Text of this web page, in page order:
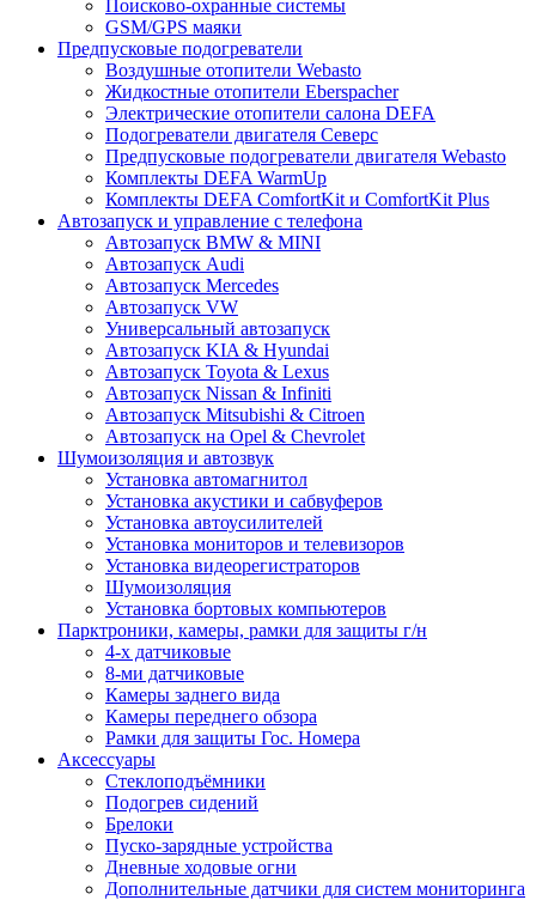
Поисково-охранные системы
GSM/GPS маяки
Предпусковые подогреватели
Воздушные отопители Webasto
Жидкостные отопители Eberspacher
Электрические отопители салона DEFA
Подогреватели двигателя Северс
Предпусковые подогреватели двигателя Webasto
Комплекты DEFA WarmUp
Комплекты DEFA ComfortKit и ComfortKit Plus
Автозапуск и управление с телефона
Автозапуск BMW & MINI
Автозапуск Audi
Автозапуск Mercedes
Автозапуск VW
Универсальный автозапуск
Автозапуск KIA & Hyundai
Автозапуск Toyota & Lexus
Автозапуск Nissan & Infiniti
Автозапуск Mitsubishi & Citroen
Автозапуск на Opel & Chevrolet
Шумоизоляция и автозвук
Установка автомагнитол
Установка акустики и сабвуферов
Установка автоусилителей
Установка мониторов и телевизоров
Установка видеорегистраторов
Шумоизоляция
Установка бортовых компьютеров
Парктроники, камеры, рамки для защиты г/н
4-х датчиковые
8-ми датчиковые
Камеры заднего вида
Камеры переднего обзора
Рамки для защиты Гос. Номера
Аксессуары
Стеклоподъёмники
Подогрев сидений
Брелоки
Пуско-зарядные устройства
Дневные ходовые огни
Дополнительные датчики для систем мониторинга